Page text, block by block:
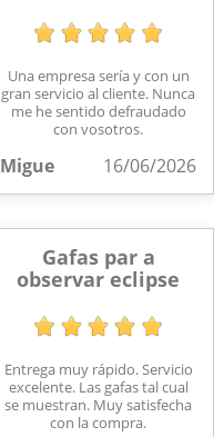
Una empresa sería y con un
gran servicio al cliente. Nunca
me he sentido defraudado
con vosotros.
Migue 16/06/2026
Gafas par a
observar eclipse
Entrega muy rápido. Servicio
excelente. Las gafas tal cual
se muestran. Muy satisfecha
con la compra.